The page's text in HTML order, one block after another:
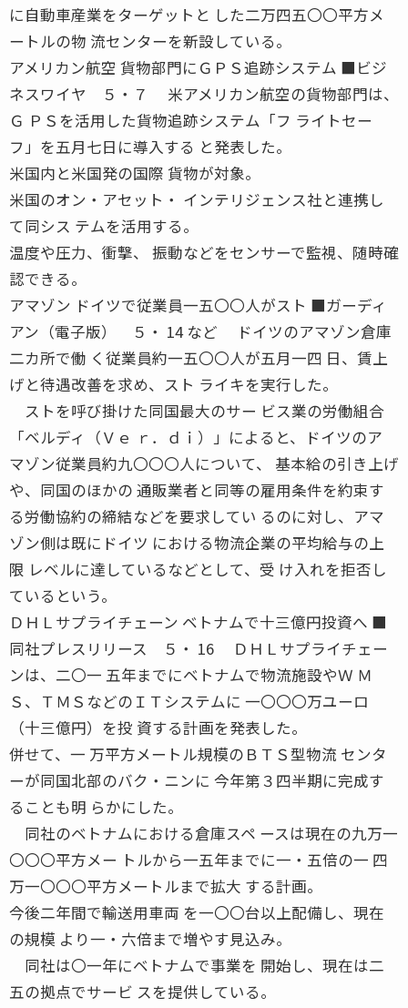
に自動車産業をターゲットと した二万四五〇〇平方メ
ートルの物 流センターを新設している。
アメリカン航空 貨物部門にＧＰＳ追跡システム ■ビジ
ネスワイヤ ５・７ 米アメリカン航空の貨物部門は、
Ｇ ＰＳを活用した貨物追跡システム「フ ライトセー
フ」を五月七日に導入する と発表した。
米国内と米国発の国際 貨物が対象。
米国のオン・アセット・ インテリジェンス社と連携し
て同シス テムを活用する。
温度や圧力、衝撃、 振動などをセンサーで監視、随時確
認できる。
アマゾン ドイツで従業員一五〇〇人がスト ■ガーディ
アン（電子版） ５・ 14 など ドイツのアマゾン倉庫
二カ所で働 く従業員約一五〇〇人が五月一四 日、賃上
げと待遇改善を求め、スト ライキを実行した。
ストを呼び掛けた同国最大のサー ビス業の労働組合
「ベルディ（Ｖｅ ｒ．ｄｉ）」によると、ドイツのア
マゾン従業員約九〇〇〇人について、 基本給の引き上げ
や、同国のほかの 通販業者と同等の雇用条件を約束す
る労働協約の締結などを要求してい るのに対し、アマ
ゾン側は既にドイツ における物流企業の平均給与の上
限 レベルに達しているなどとして、受 け入れを拒否し
ているという。
ＤＨＬサプライチェーン ベトナムで十三億円投資へ ■
同社プレスリリース ５・ 16 ＤＨＬサプライチェー
ンは、二〇一 五年までにベトナムで物流施設やＷ Ｍ
Ｓ、ＴＭＳなどのＩＴシステムに 一〇〇〇万ユーロ
（十三億円）を投 資する計画を発表した。
併せて、一 万平方メートル規模のＢＴＳ型物流 センタ
ーが同国北部のバク・ニンに 今年第３四半期に完成す
ることも明 らかにした。
同社のベトナムにおける倉庫スペ ースは現在の九万一
〇〇〇平方メー トルから一五年までに一・五倍の一 四
万一〇〇〇平方メートルまで拡大 する計画。
今後二年間で輸送用車両 を一〇〇台以上配備し、現在
の規模 より一・六倍まで増やす見込み。
同社は〇一年にベトナムで事業を 開始し、現在は二
五の拠点でサービ スを提供している。